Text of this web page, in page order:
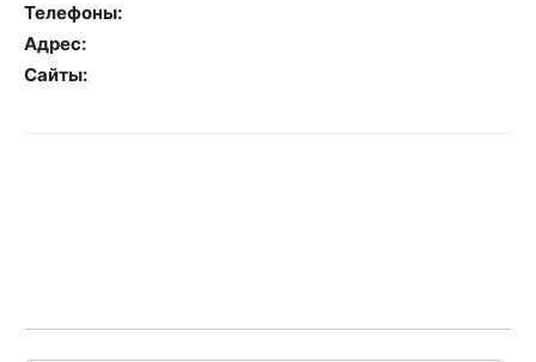
Телефоны:
Адрес:
Сайты: